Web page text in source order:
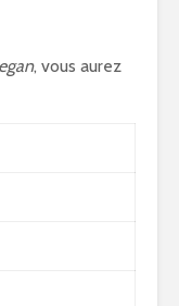
, vous aurez